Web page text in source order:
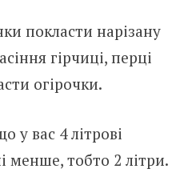
покласти нарізану
гірчиці, перці
огірочки.
у вас 4 літрові
менше, тобто 2 літри.